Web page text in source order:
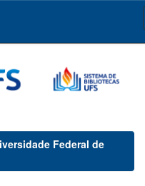
Federal de